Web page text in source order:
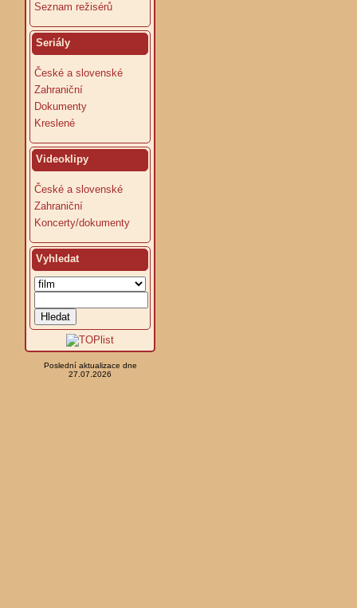
Seznam režisérů
Seriály
České a slovenské
Zahraniční
Dokumenty
Kreslené
Videoklipy
České a slovenské
Zahraniční
Koncerty/dokumenty
Vyhledat
Poslední aktualizace dne
27.07.2026